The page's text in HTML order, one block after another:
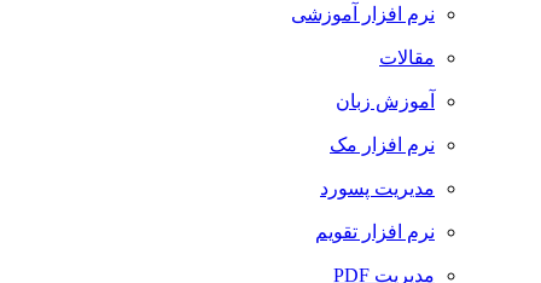
نرم افزار آموزشی
مقالات
آموزش زبان
نرم افزار مک
مدیریت پسورد
نرم افزار تقویم
مدیریت PDF